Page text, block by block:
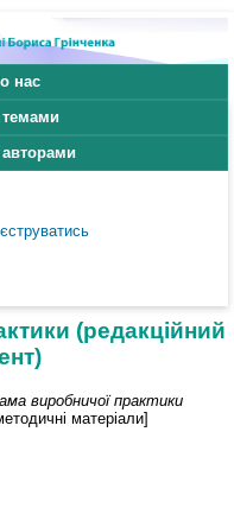
нас
(редакційний
виробничої практики
матеріали]